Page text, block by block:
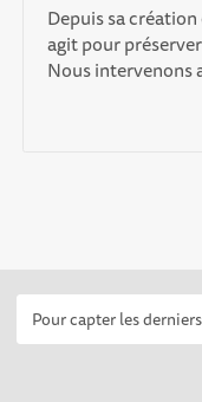
Depuis sa
agit pour
Nous intervenons